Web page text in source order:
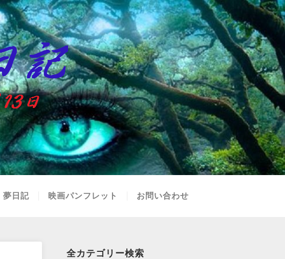
夢日記 映画パンフレット お問い合わせ
全カテゴリー検索